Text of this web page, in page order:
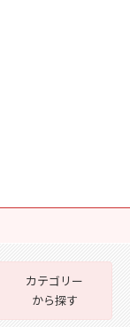
カテゴリー
から探す